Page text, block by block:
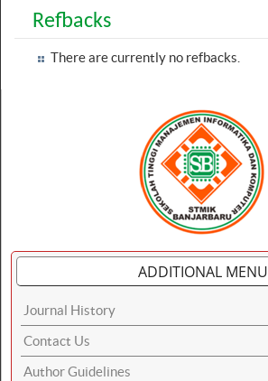
Refbacks
There are currently no refbacks.
ADDITIONAL MENU
Journal History
Contact Us
Author Guidelines